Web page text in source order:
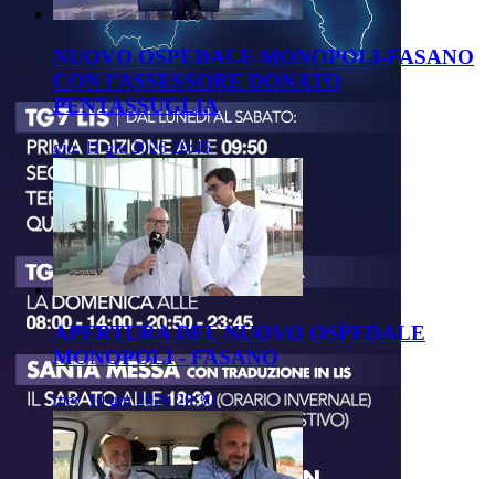
NUOVO OSPEDALE MONOPOLI-FASANO
CON l’ASSESSORE DONATO
PENTASSUGLIA
gio, 11 giu 2026 20:45
APERTURA DEL NUOVO OSPEDALE
MONOPOLI - FASANO
mer, 10 giu 2026 20:30